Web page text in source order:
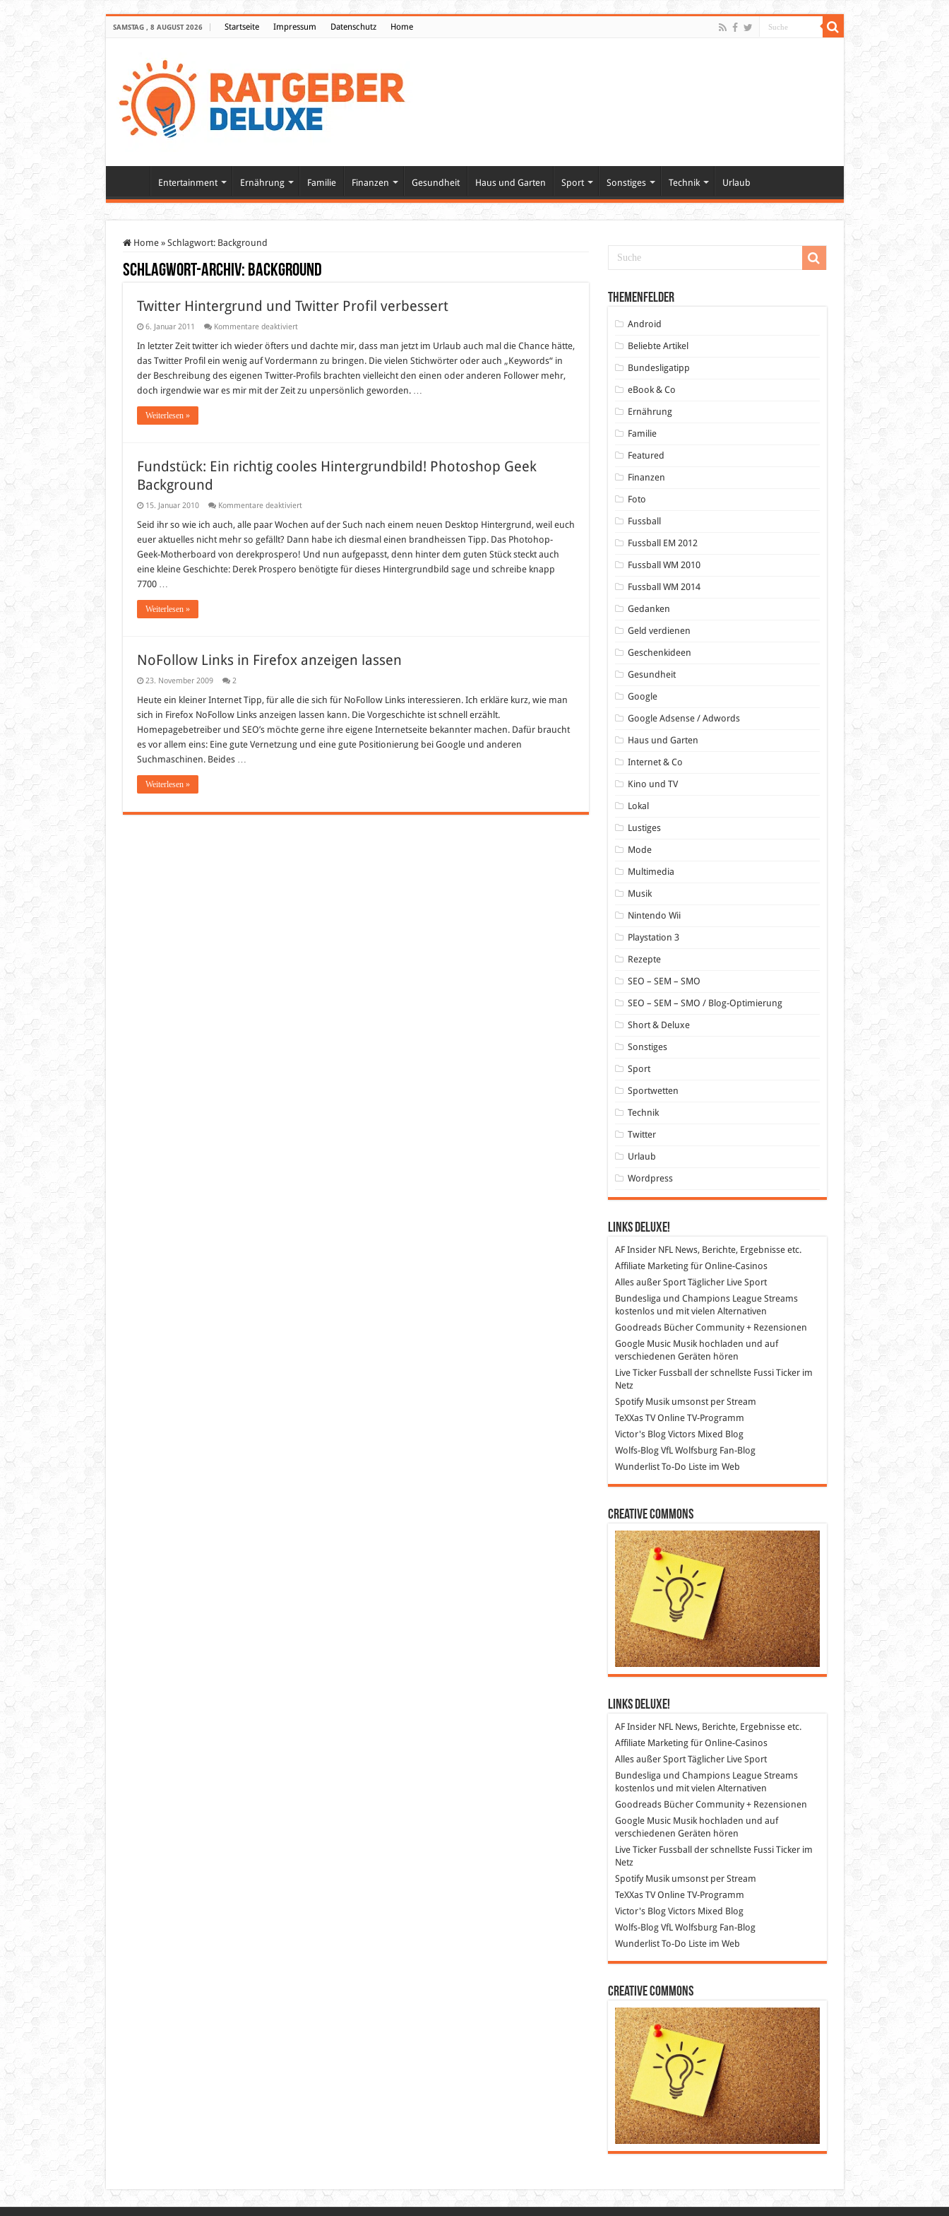
SAMSTAG , 8 AUGUST 2026 Startseite Impressum Datenschutz Home
Entertainment Ernährung Familie Finanzen Gesundheit Haus und Garten Sport Sonstiges Technik Urlaub
Home » Schlagwort: Background
Schlagwort-Archiv: Background
Twitter Hintergrund und Twitter Profil verbessert
6. Januar 2011 Kommentare deaktiviertfür
Hintergrund
Twitter
Profil
verbessert
In letzter Zeit twitter ich wieder öfters und dachte mir, dass man jetzt im Urlaub auch mal die Chance hätte,
das Twitter Profil ein wenig auf Vordermann zu bringen. Die vielen Stichwörter oder auch „Keywords“ in
der Beschreibung des eigenen Twitter-Profils brachten vielleicht den einen oder anderen Follower mehr,
doch irgendwie war es mir mit der Zeit zu unpersönlich geworden. …
Weiterlesen »
Fundstück: Ein richtig cooles Hintergrundbild! Photoshop Geek
Background
15. Januar 2010 Kommentare deaktiviertfür
Ein
cooles
Hintergrundbild!
Photoshop
Geek
Seid ihr so wie ich auch, alle paar Wochen auf der Such nach einem neuen Desktop Hintergrund, weil euch
euer aktuelles nicht mehr so gefällt? Dann habe ich diesmal einen brandheissen Tipp. Das Photohop-
Geek-Motherboard von derekprospero! Und nun aufgepasst, denn hinter dem guten Stück steckt auch
eine kleine Geschichte: Derek Prospero benötigte für dieses Hintergrundbild sage und schreibe knapp
7700 …
Weiterlesen »
NoFollow Links in Firefox anzeigen lassen
23. November 2009 2
Heute ein kleiner Internet Tipp, für alle die sich für NoFollow Links interessieren. Ich erkläre kurz, wie man
sich in Firefox NoFollow Links anzeigen lassen kann. Die Vorgeschichte ist schnell erzählt.
Homepagebetreiber und SEO’s möchte gerne ihre eigene Internetseite bekannter machen. Dafür braucht
es vor allem eins: Eine gute Vernetzung und eine gute Positionierung bei Google und anderen
Suchmaschinen. Beides …
Weiterlesen »
Themenfelder
Android
Beliebte Artikel
Bundesligatipp
eBook & Co
Ernährung
Familie
Featured
Finanzen
Foto
Fussball
Fussball EM 2012
Fussball WM 2010
Fussball WM 2014
Gedanken
Geld verdienen
Geschenkideen
Gesundheit
Google
Google Adsense / Adwords
Haus und Garten
Internet & Co
Kino und TV
Lokal
Lustiges
Mode
Multimedia
Musik
Nintendo Wii
Playstation 3
Rezepte
SEO – SEM – SMO
SEO – SEM – SMO / Blog-Optimierung
Short & Deluxe
Sonstiges
Sport
Sportwetten
Technik
Twitter
Urlaub
Wordpress
Links DeLuXe!
AF InsiderNFL News, Berichte, Ergebnisse etc.
Affiliate Marketingfür Online-Casinos
Alles außer SportTäglicher Live Sport
Bundesliga und Champions League Streams
kostenlos und mit vielen Alternativen
GoodreadsBücher Community + Rezensionen
Google MusicMusik hochladen und auf
verschiedenen Geräten hören
Live Ticker Fussball
der schnellste Fussi Ticker im
Netz
SpotifyMusik umsonst per Stream
TeXXas TVOnline TV-Programm
Victor's BlogVictors Mixed Blog
Wolfs-BlogVfL Wolfsburg Fan-Blog
WunderlistTo-Do Liste im Web
Creative Commons
Links DeLuXe!
AF InsiderNFL News, Berichte, Ergebnisse etc.
Affiliate Marketingfür Online-Casinos
Alles außer SportTäglicher Live Sport
Bundesliga und Champions League Streams
kostenlos und mit vielen Alternativen
GoodreadsBücher Community + Rezensionen
Google MusicMusik hochladen und auf
verschiedenen Geräten hören
Live Ticker Fussball
der schnellste Fussi Ticker im
Netz
SpotifyMusik umsonst per Stream
TeXXas TVOnline TV-Programm
Victor's BlogVictors Mixed Blog
Wolfs-BlogVfL Wolfsburg Fan-Blog
WunderlistTo-Do Liste im Web
Creative Commons